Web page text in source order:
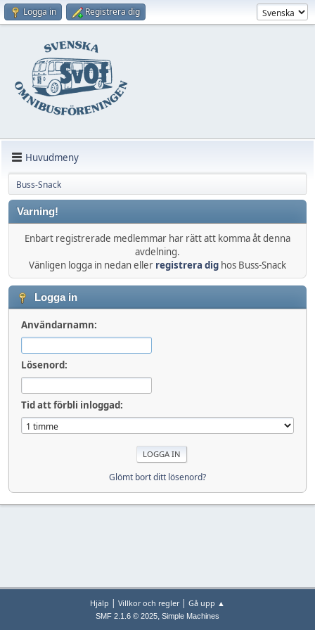
Logga in Registrera dig
Huvudmeny
Buss-Snack
Varning!
Enbart registrerade medlemmar har rätt att komma åt denna
avdelning.
Vänligen logga in nedan eller registrera dig hos Buss-Snack
Logga in
Användarnamn:
Lösenord:
Tid att förbli inloggad:
Glömt bort ditt lösenord?
Hjälp | Villkor och regler| Gå upp ▲
SMF 2.1.6 © 2025, Simple Machines